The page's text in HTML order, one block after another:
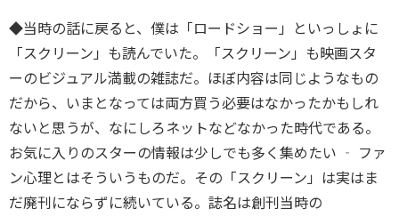
◆当時の話に戻ると、僕は「ロードショー」といっしょに
「スクリーン」も読んでいた。「スクリーン」も映画スタ
ーのビジュアル満載の雑誌だ。ほぼ内容は同じようなもの
だから、いまとなっては両方買う必要はなかったかもしれ
ないと思うが、なにしろネットなどなかった時代である。
お気に入りのスターの情報は少しでも多く集めたい ‐ ファ
ン心理とはそういうものだ。その「スクリーン」は実はま
だ廃刊にならずに続いている。誌名は創刊当時の